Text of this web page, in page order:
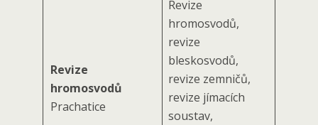
Revize
hromosvodů
Prachatice
Revize
hromosvodů,
revize
bleskosvodů,
revize zemničů,
revize jímacích
soustav,